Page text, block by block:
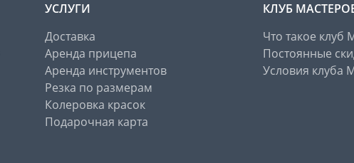
УСЛУГИ
Доставка
Аренда прицепа
Аренда инструментов
Резка по размерам
Колеровка красок
Подарочная карта
КЛУБ
Что такое клуб
Постоянные
Условия клуба